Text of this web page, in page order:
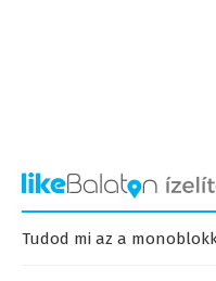
Tudod mi az a